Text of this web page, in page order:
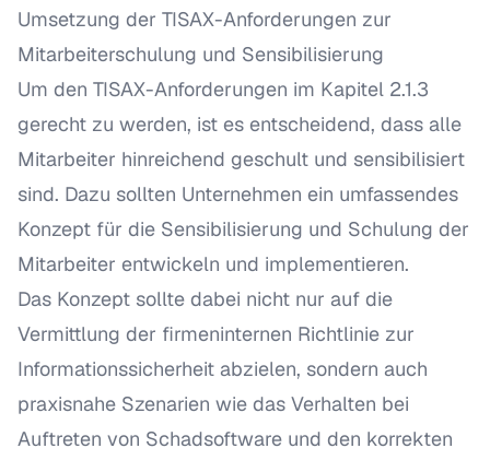
Umsetzung der TISAX-Anforderungen zur
Mitarbeiterschulung und Sensibilisierung
Um den TISAX-Anforderungen im Kapitel 2.1.3
gerecht zu werden, ist es entscheidend, dass alle
Mitarbeiter hinreichend geschult und sensibilisiert
sind. Dazu sollten Unternehmen ein umfassendes
Konzept für die Sensibilisierung und Schulung der
Mitarbeiter entwickeln und implementieren.
Das Konzept sollte dabei nicht nur auf die
Vermittlung der firmeninternen Richtlinie zur
Informationssicherheit abzielen, sondern auch
praxisnahe Szenarien wie das Verhalten bei
Auftreten von Schadsoftware und den korrekten